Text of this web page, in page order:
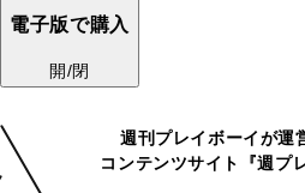
電子版で購入
開/閉
週刊プレイボーイが運
コンテンツサイト『週プ